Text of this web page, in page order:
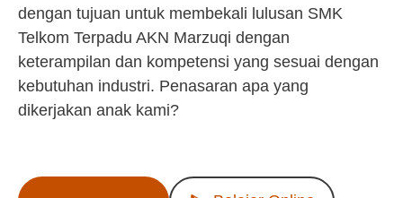
dengan tujuan untuk membekali lulusan SMK
Telkom Terpadu AKN Marzuqi dengan
keterampilan dan kompetensi yang sesuai dengan
kebutuhan industri. Penasaran apa yang
dikerjakan anak kami?